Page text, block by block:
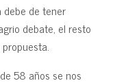
de tener
debate, el resto
58 años se nos